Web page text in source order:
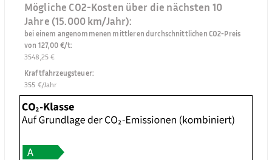
Mögliche CO2-Kosten über die nächsten 10
Jahre (15.000 km/Jahr):
bei einem angenommenen mittleren durchschnittlichen CO2-Preis
von 127,00 €/t:
3548,25 €
Kraftfahrzeugsteuer:
355 €/Jahr